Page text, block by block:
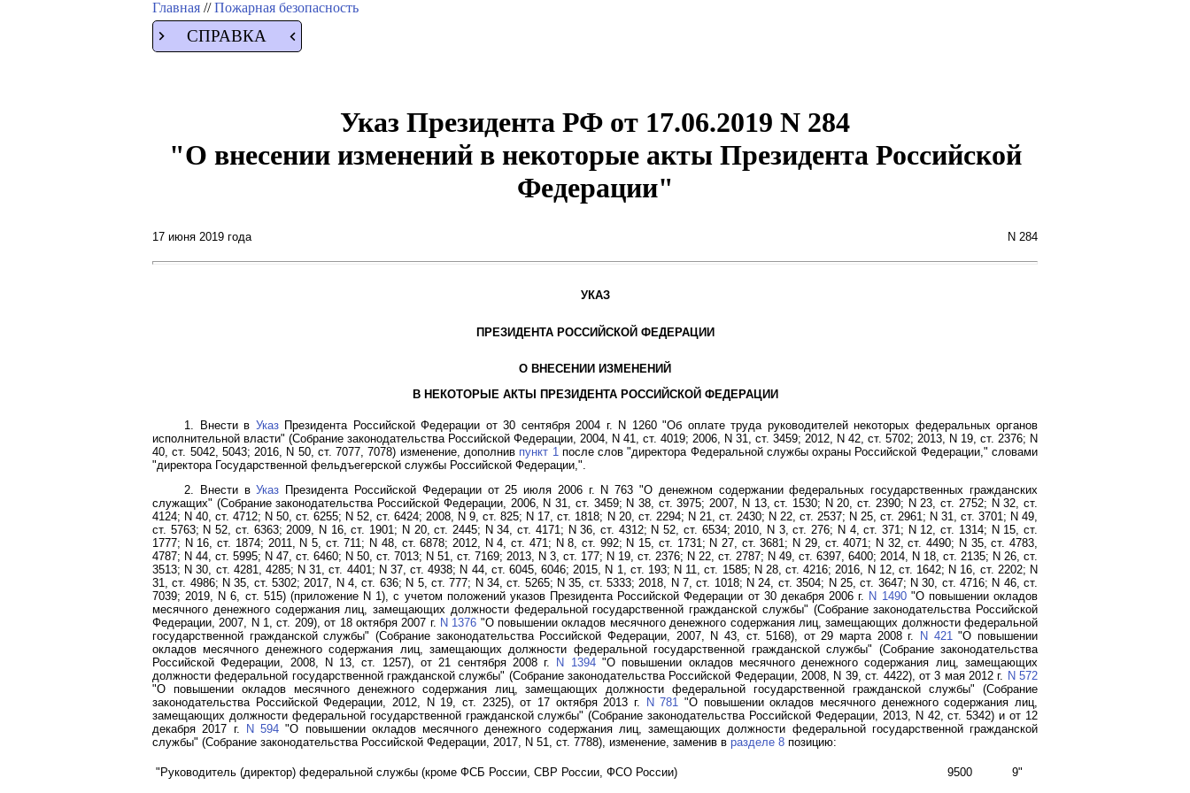
Главная //Пожарная безопасность
СПРАВКА
Указ Президента РФ от 17.06.2019 N 284
"О внесении изменений в некоторые акты Президента Российской
Федерации"
17 июня 2019 года N 284
УКАЗ
ПРЕЗИДЕНТА РОССИЙСКОЙ ФЕДЕРАЦИИ
О ВНЕСЕНИИ ИЗМЕНЕНИЙ
В НЕКОТОРЫЕ АКТЫ ПРЕЗИДЕНТА РОССИЙСКОЙ ФЕДЕРАЦИИ
1. Внести в УказПрезидента Российской Федерации от 30 сентября 2004 г. N 1260 "Об оплате труда руководителей некоторых федеральных органов
исполнительной власти" (Собрание законодательства Российской Федерации, 2004, N 41, ст. 4019; 2006, N 31, ст. 3459; 2012, N 42, ст. 5702; 2013, N 19, ст. 2376; N
40, ст. 5042, 5043; 2016, N 50, ст. 7077, 7078) изменение, дополнив пункт 1 после слов "директора Федеральной службы охраны Российской Федерации," словами
"директора Государственной фельдъегерской службы Российской Федерации,".
2. Внести вУказ Президента Российской Федерации от 25 июля 2006 г. N 763 "О денежном содержании федеральных государственных гражданских
служащих" (Собрание законодательства Российской Федерации, 2006, N 31, ст. 3459; N 38, ст. 3975; 2007, N 13, ст. 1530; N 20, ст. 2390; N 23, ст. 2752; N 32, ст.
4124; N 40, ст. 4712; N 50, ст. 6255; N 52, ст. 6424; 2008, N 9, ст. 825; N 17, ст. 1818; N 20, ст. 2294; N 21, ст. 2430; N 22, ст. 2537; N 25, ст. 2961; N 31, ст. 3701; N 49,
ст. 5763; N 52, ст. 6363; 2009, N 16, ст. 1901; N 20, ст. 2445; N 34, ст. 4171; N 36, ст. 4312; N 52, ст. 6534; 2010, N 3, ст. 276; N 4, ст. 371; N 12, ст. 1314; N 15, ст.
1777; N 16, ст. 1874; 2011, N 5, ст. 711; N 48, ст. 6878; 2012, N 4, ст. 471; N 8, ст. 992; N 15, ст. 1731; N 27, ст. 3681; N 29, ст. 4071; N 32, ст. 4490; N 35, ст. 4783,
4787; N 44, ст. 5995; N 47, ст. 6460; N 50, ст. 7013; N 51, ст. 7169; 2013, N 3, ст. 177; N 19, ст. 2376; N 22, ст. 2787; N 49, ст. 6397, 6400; 2014, N 18, ст. 2135; N 26, ст.
3513; N 30, ст. 4281, 4285; N 31, ст. 4401; N 37, ст. 4938; N 44, ст. 6045, 6046; 2015, N 1, ст. 193; N 11, ст. 1585; N 28, ст. 4216; 2016, N 12, ст. 1642; N 16, ст. 2202; N
31, ст. 4986; N 35, ст. 5302; 2017, N 4, ст. 636; N 5, ст. 777; N 34, ст. 5265; N 35, ст. 5333; 2018, N 7, ст. 1018; N 24, ст. 3504; N 25, ст. 3647; N 30, ст. 4716; N 46, ст.
7039; 2019, N 6, ст. 515) (приложение N 1), с учетом положений указов Президента Российской Федерации от 30 декабря 2006 г. N 1490"О повышении окладов
месячного денежного содержания лиц, замещающих должности федеральной государственной гражданской службы" (Собрание законодательства Российской
Федерации, 2007, N 1, ст. 209), от 18 октября 2007 г. N 1376 "О повышении окладов месячного денежного содержания лиц, замещающих должности федеральной
государственной гражданской службы" (Собрание законодательства Российской Федерации, 2007, N 43, ст. 5168), от 29 марта 2008 г.
N 421 "О повышении
окладов месячного денежного содержания лиц, замещающих должности федеральной государственной гражданской службы" (Собрание законодательства
Российской Федерации, 2008, N 13, ст. 1257), от 21 сентября 2008 г.
N 1394"О повышении окладов месячного денежного содержания лиц, замещающих
должности федеральной государственной гражданской службы" (Собрание законодательства Российской Федерации, 2008, N 39, ст. 4422), от 3 мая 2012 г. N 572
"О повышении окладов месячного денежного содержания лиц, замещающих должности федеральной государственной гражданской службы" (Собрание
законодательства Российской Федерации, 2012, N 19, ст. 2325), от 17 октября 2013 г.
N 781
"О повышении окладов месячного денежного содержания лиц,
замещающих должности федеральной государственной гражданской службы" (Собрание законодательства Российской Федерации, 2013, N 42, ст. 5342) и от 12
декабря 2017 г.
N 594 "О повышении окладов месячного денежного содержания лиц, замещающих должности федеральной государственной гражданской
службы" (Собрание законодательства Российской Федерации, 2017, N 51, ст. 7788), изменение, заменив в разделе 8 позицию:
"Руководитель (директор) федеральной службы (кроме ФСБ России, СВР России, ФСО России) 9500 9"